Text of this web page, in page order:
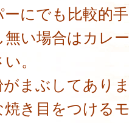
ーにでも比較的
無い場合はカレ
。
がまぶしてあり
焼き目をつける